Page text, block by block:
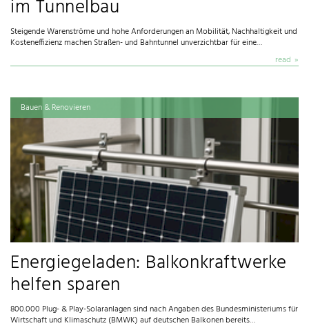
im Tunnelbau
Steigende Warenströme und hohe Anforderungen an Mobilität, Nachhaltigkeit und
Kosteneffizienz machen Straßen- und Bahntunnel unverzichtbar für eine…
read
Bauen & Renovieren
Energiegeladen: Balkonkraftwerke
helfen sparen
800.000 Plug- & Play-Solaranlagen sind nach Angaben des Bundesministeriums für
Wirtschaft und Klimaschutz (BMWK) auf deutschen Balkonen bereits…